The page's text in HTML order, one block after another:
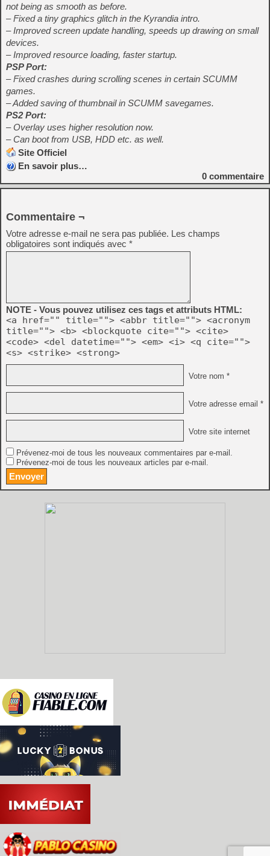
not being as smooth as before.
– Fixed a tiny graphics glitch in the Kyrandia intro.
– Improved screen update handling, speeds up drawing on small
devices.
– Improved resource loading, faster startup.
PSP Port:
– Fixed crashes during scrolling scenes in certain SCUMM
games.
– Added saving of thumbnail in SCUMM savegames.
PS2 Port:
– Overlay uses higher resolution now.
– Can boot from USB, HDD etc. as well.
Site Officiel
En savoir plus…
0 commentaire
Commentaire ¬
Votre adresse e-mail ne sera pas publiée. Les champs
obligatoires sont indiqués avec *
NOTE - Vous pouvez utilisez ces tags et attributs HTML:
<a href="" title=""> <abbr title=""> <acronym
title=""> <b> <blockquote cite=""> <cite>
<code> <del datetime=""> <em> <i> <q cite="">
<s> <strike> <strong>
Votre nom *
Votre adresse email *
Votre site internet
Prévenez-moi de tous les nouveaux commentaires par e-mail.
Prévenez-moi de tous les nouveaux articles par e-mail.